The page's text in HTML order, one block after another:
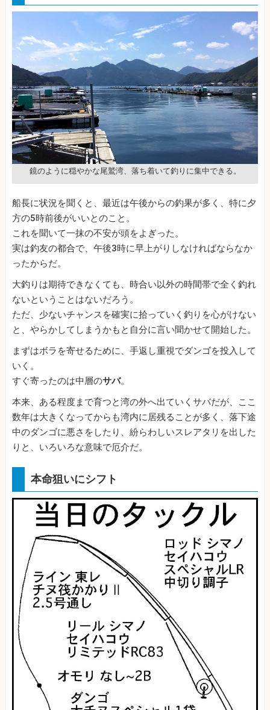
鏡のように穏やかな尾鷲湾、落ち着いて釣りに集中できる。
船長に状況を聞くと、最近は午後からの釣果が多く、特に夕
方の5時前後がいいとのこと。
これを聞いて一抹の不安が頭をよぎった。
実は釣友の都合で、午後3時に早上がりしなければならなか
ったからだ。
大釣りは期待できなくても、時合い以外の時間帯で全く釣れ
ないということはないだろう。
ただ、少ないチャンスを確実に拾っていく釣りを心がけない
と、やらかしてしまうかもと自分に言い聞かせて開始した。
まずはボラを寄せるために、手返し重視でダンゴを投入して
いく。
すぐ寄ったのは中層のサバ。
本来、ある程度まで育つと湾の外へ出ていくサバだが、ここ
数年は大きくなってからも湾内に居残ることが多く、落下途
中のダンゴに悪さをしたり、紛らわしいスレアタリを出した
りと、いろいろな意味で厄介だ。
本命狙いにシフト